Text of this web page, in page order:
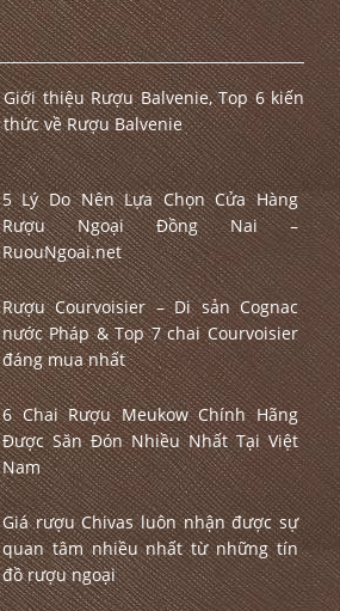
Giới thiệu Rượu Balvenie, Top 6 kiến
thức về Rượu Balvenie
5 Lý Do Nên Lựa Chọn Cửa Hàng
Rượu Ngoại Đồng Nai –
RuouNgoai.net
Rượu Courvoisier – Di sản Cognac
nước Pháp & Top 7 chai Courvoisier
đáng mua nhất
6 Chai Rượu Meukow Chính Hãng
Được Săn Đón Nhiều Nhất Tại Việt
Nam
Giá rượu Chivas luôn nhận được sự
quan tâm nhiều nhất từ những tín
đồ rượu ngoại